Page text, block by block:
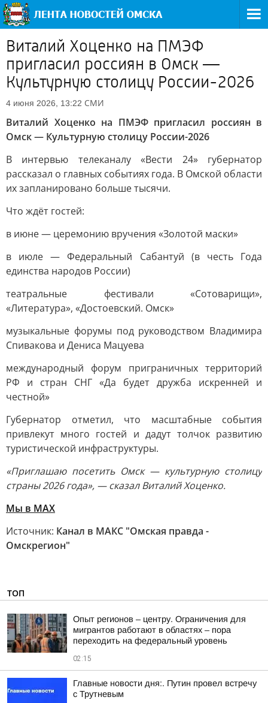
Виталий Хоценко на ПМЭФ
пригласил россиян в Омск —
Культурную столицу России-2026
4 июня 2026, 13:22 СМИ
Виталий Хоценко на ПМЭФ пригласил россиян в
Омск — Культурную столицу России-2026
В интервью телеканалу «Вести 24» губернатор
рассказал о главных событиях года. В Омской области
их запланировано больше тысячи.
Что ждёт гостей:
в июне — церемонию вручения «Золотой маски»
в июле — Федеральный Сабантуй (в честь Года
единства народов России)
театральные фестивали «Сотоварищи»,
«Литература», «Достоевский. Омск»
музыкальные форумы под руководством Владимира
Спивакова и Дениса Мацуева
международный форум приграничных территорий
РФ и стран СНГ «Да будет дружба искренней и
честной»
Губернатор отметил, что масштабные события
привлекут много гостей и дадут толчок развитию
туристической инфраструктуры.
«Приглашаю посетить Омск — культурную столицу
страны 2026 года», — сказал Виталий Хоценко.
Мы в MAX
Источник: Канал в МАКС "Омская правда -
Омскрегион"
ТОП
Опыт регионов – центру. Ограничения для
мигрантов работают в областях – пора
переходить на федеральный уровень
02:15
Главные новости дня:. Путин провел встречу
с Трутневым